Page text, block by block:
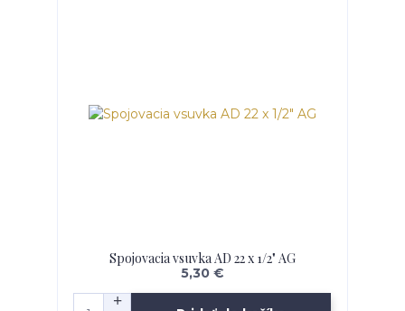
Spojovacia vsuvka AD 22 x 1/2" AG
5,30 €